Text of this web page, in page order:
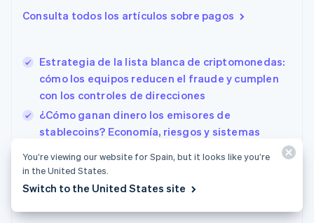
Consulta todos los artículos sobre pagos
Estrategia de la lista blanca de criptomonedas:
cómo los equipos reducen el fraude y cumplen
con los controles de direcciones
¿Cómo ganan dinero los emisores de
stablecoins? Economía, riesgos y sistemas
Introducción a la divisa digital: Una guía
práctica para empresas EE. UU.
English
Eslovenia
EnglishItaliano
España
Estados Unidos
EnglishEspañol简体中文
English
Finlandia
English Svenska
FrançaisEnglish
You’re viewing our website for Spain, but it looks like you’re
in the United States.
Switch to the United States site